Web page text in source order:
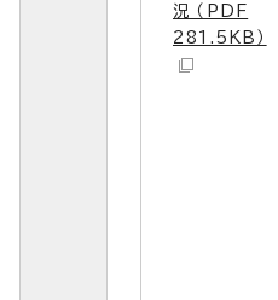
況 （PDF
281.5KB）